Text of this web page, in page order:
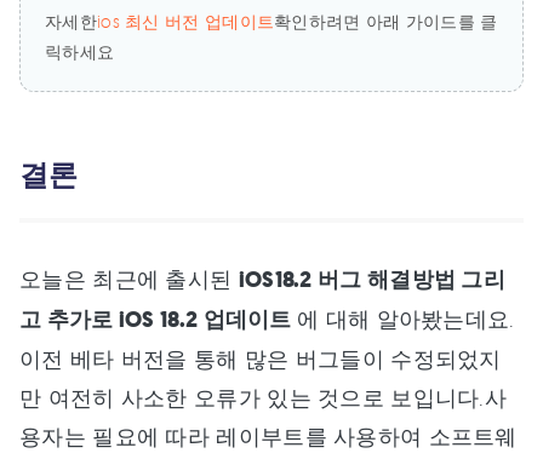
자세한ios 최신 버전 업데이트확인하려면 아래 가이드를 클
릭하세요
결론
오늘은 최근에 출시된 iOS18.2 버그 해결방법 그리
고 추가로 iOS 18.2 업데이트 에 대해 알아봤는데요.
이전 베타 버전을 통해 많은 버그들이 수정되었지
만 여전히 사소한 오류가 있는 것으로 보입니다.사
용자는 필요에 따라 레이부트를 사용하여 소프트웨